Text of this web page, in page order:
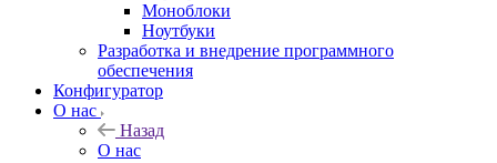
Моноблоки
Ноутбуки
Разработка и внедрение программного
обеспечения
Конфигуратор
О нас
Назад
О нас